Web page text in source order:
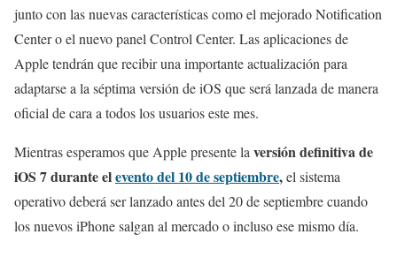
junto con las nuevas características como el mejorado Notification
Center o el nuevo panel Control Center. Las aplicaciones de
Apple tendrán que recibir una importante actualización para
adaptarse a la séptima versión de iOS que será lanzada de manera
oficial de cara a todos los usuarios este mes.
Mientras esperamos que Apple presente la versión definitiva de
iOS 7 durante elevento del 10 de septiembre,el sistema
operativo deberá ser lanzado antes del 20 de septiembre cuando
los nuevos iPhone salgan al mercado o incluso ese mismo día.